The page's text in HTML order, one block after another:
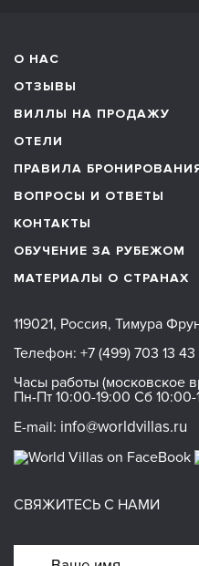
О НАС
ОТЗЫВЫ
ВИЛЛЫ НА ПРОДАЖУ
ОТЕЛИ
ПРАВИЛА
ВОПРОСЫ И ОТВЕТЫ
КОНТАКТЫ
ОБУЧЕНИЕ ЗА РУБЕЖОМ
МАТЕРИАЛЫ О СТРАНАХ
119021, Россия, Тимура
Телефон: +7 (499) 703 13 43
Часы работы (московское
Пн-Пт 10:00-19:00 Сб 10:00-
E-mail: info@worldvillas.ru
СВЯЖИТЕСЬ С НАМИ